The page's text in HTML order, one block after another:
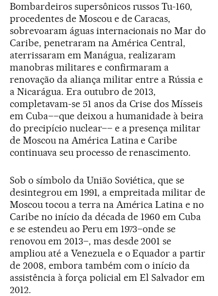
Bombardeiros supersônicos russos Tu-160,
procedentes de Moscou e de Caracas,
sobrevoaram águas internacionais no Mar do
Caribe, penetraram na América Central,
aterrissaram em Manágua, realizaram
manobras militares e confirmaram a
renovação da aliança militar entre a Rússia e
a Nicarágua. Era outubro de 2013,
completavam-se 51 anos da Crise dos Mísseis
em Cuba––que deixou a humanidade à beira
do precipício nuclear–– e a presença militar
de Moscou na América Latina e Caribe
continuava seu processo de renascimento.
Sob o símbolo da União Soviética, que se
desintegrou em 1991, a empreitada militar de
Moscou tocou a terra na América Latina e no
Caribe no início da década de 1960 em Cuba
e se estendeu ao Peru em 1973–onde se
renovou em 2013–, mas desde 2001 se
ampliou até a Venezuela e o Equador a partir
de 2008, embora também com o início da
assistência à força policial em El Salvador em
2012.